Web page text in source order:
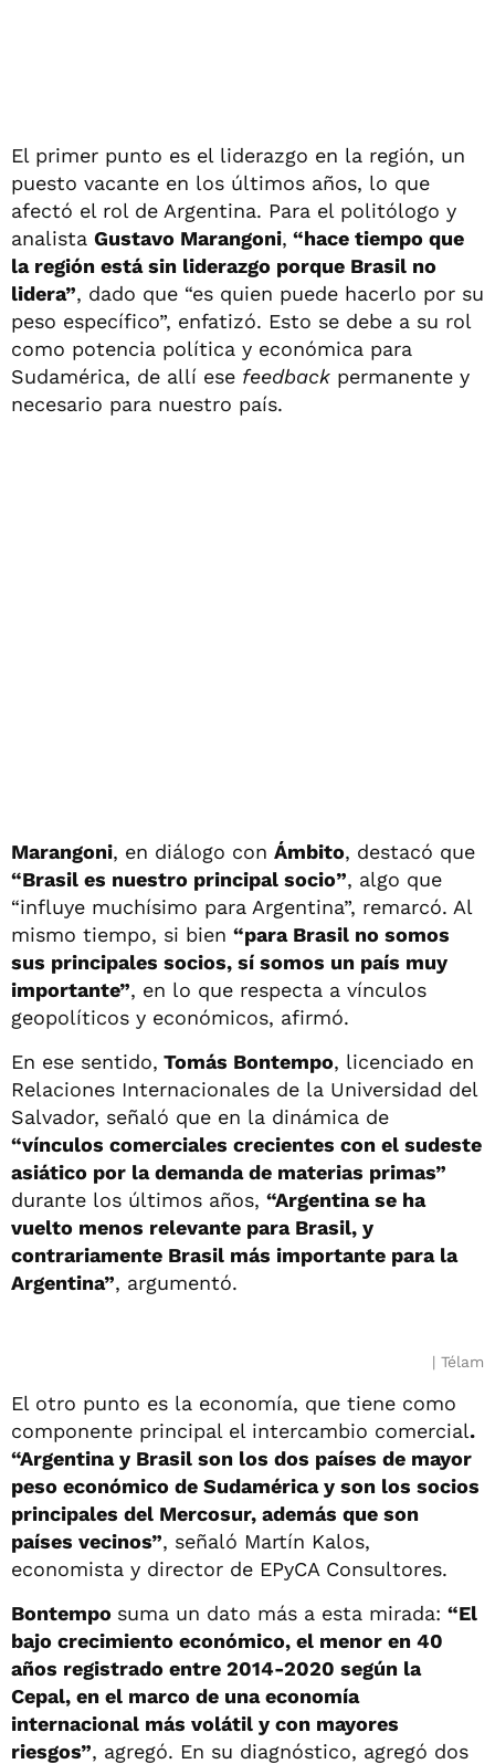
El primer punto es el liderazgo en la región, un
puesto vacante en los últimos años, lo que
afectó el rol de Argentina. Para el politólogo y
analista Gustavo Marangoni, “hace tiempo que
la región está sin liderazgo porque Brasil no
lidera”, dado que “es quien puede hacerlo por su
peso específico”, enfatizó. Esto se debe a su rol
como potencia política y económica para
Sudamérica, de allí ese feedback permanente y
necesario para nuestro país.
Marangoni, en diálogo con Ámbito, destacó que
“Brasil es nuestro principal socio”, algo que
“influye muchísimo para Argentina”, remarcó. Al
mismo tiempo, si bien “para Brasil no somos
sus principales socios, sí somos un país muy
importante”, en lo que respecta a vínculos
geopolíticos y económicos, afirmó.
En ese sentido, Tomás Bontempo, licenciado en
Relaciones Internacionales de la Universidad del
Salvador, señaló que en la dinámica de
“vínculos comerciales crecientes con el sudeste
asiático por la demanda de materias primas”
durante los últimos años, “Argentina se ha
vuelto menos relevante para Brasil, y
contrariamente Brasil más importante para la
Argentina”, argumentó.
Télam
El otro punto es la economía, que tiene como
componente principal el intercambio comercial.
“Argentina y Brasil son los dos países de mayor
peso económico de Sudamérica y son los socios
principales del Mercosur, además que son
países vecinos”, señaló Martín Kalos,
economista y director de EPyCA Consultores.
Bontempo suma un dato más a esta mirada: “El
bajo crecimiento económico, el menor en 40
años registrado entre 2014-2020 según la
Cepal, en el marco de una economía
internacional más volátil y con mayores
riesgos”, agregó. En su diagnóstico, agregó dos